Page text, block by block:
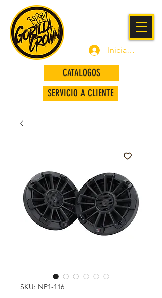
Iniciar sesión
SERVICIO A CLIENTE
CATALOGOS
SKU: NP1-116